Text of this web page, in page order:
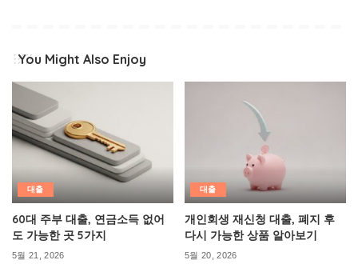
You Might Also Enjoy
대출
60대 주부 대출, 연금소득 없어
도 가능한 곳 5가지
5월 21, 2026
대출
개인회생 재신청 대출, 폐지 후
다시 가능한 상품 알아보기
5월 20, 2026